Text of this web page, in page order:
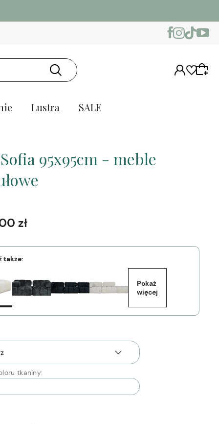
Lustra SALE
95x95cm - meble
zł
także:
Pokaż
więcej
tkaniny: